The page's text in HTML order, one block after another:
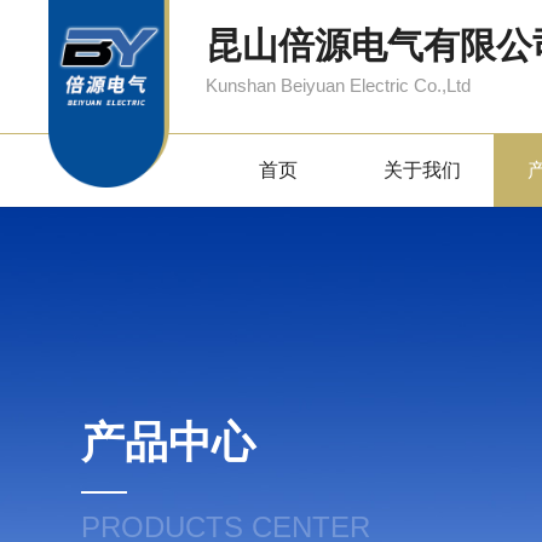
昆山倍源电气有限公
Kunshan Beiyuan Electric Co.,Ltd
首页 关于我们
产品中心
PRODUCTS CENTER